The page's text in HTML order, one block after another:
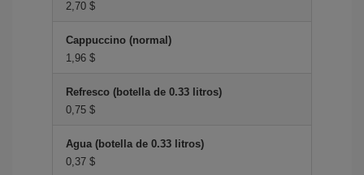
2,70 $
Cappuccino (normal)
1,96 $
Refresco (botella de 0.33 litros)
0,75 $
Agua (botella de 0.33 litros)
0,37 $